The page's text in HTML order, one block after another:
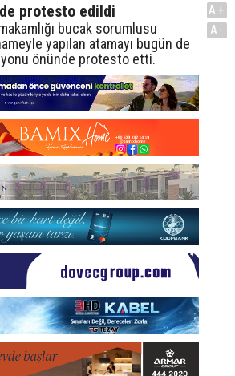
protesto edildi
bucak sorumlusu
yapılan atamayı bugün de
önünde protesto etti.
A+
A-